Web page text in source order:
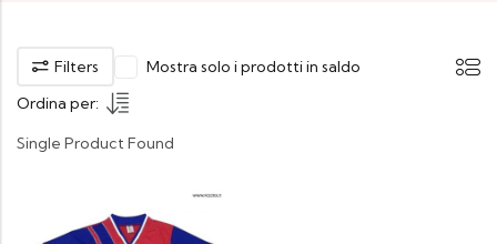
Filters
Mostra solo i prodotti in saldo
Ordina per:
Single Product Found